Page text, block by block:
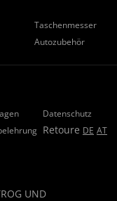
Taschenmesser
Autozubehör
Datenschutz
Retoure DE AT
UND